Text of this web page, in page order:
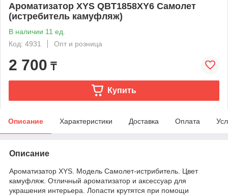
Ароматизатор XYS QBT1858XY6 Самолет
(истребитель камуфляж)
В наличии 11 ед.
Код: 4931
Опт и розница
2 700 ₸
Купить
Описание Характеристики Доставка Оплата
Описание
Ароматизатор XYS. Модель Самолет-истрибитель. Цвет
камуфляж. Отличный ароматизатор и аксессуар для
украшения интерьера. Лопасти крутятся при помощи